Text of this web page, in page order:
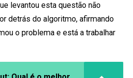
levantou esta questão não
detrás do algoritmo, afirmando
o problema e está a trabalhar